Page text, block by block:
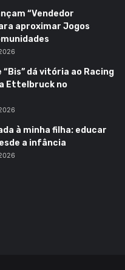
“Vendedor
aproximar Jogos
“Bis” dá vitória ao Racing
Ettelbruck no
à minha filha: educar
a infância